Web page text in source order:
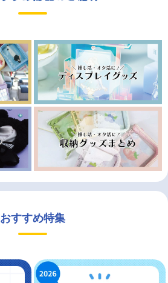
おすすめ特集